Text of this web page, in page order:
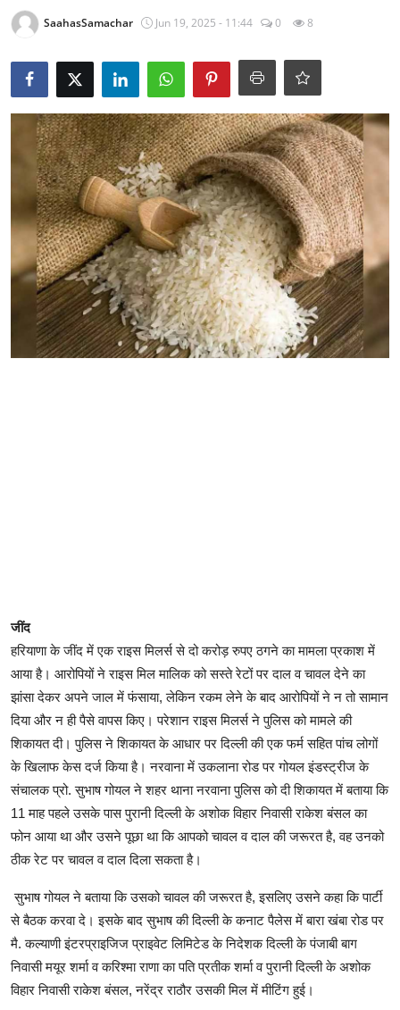
खेल
Epaper
धर्म
लाइफस्टाइल
SaahasSamachar Jun 19, 2025 - 11:44 0 8
जींद
हरियाणा के जींद में एक राइस मिलर्स से दो करोड़ रुपए ठगने का मामला प्रकाश में
आया है। आरोपियों ने राइस मिल मालिक को सस्ते रेटों पर दाल व चावल देने का
झांसा देकर अपने जाल में फंसाया, लेकिन रकम लेने के बाद आरोपियों ने न तो सामान
दिया और न ही पैसे वापस किए। परेशान राइस मिलर्स ने पुलिस को मामले की
शिकायत दी। पुलिस ने शिकायत के आधार पर दिल्ली की एक फर्म सहित पांच लोगों
के खिलाफ केस दर्ज किया है। नरवाना में उकलाना रोड पर गोयल इंडस्ट्रीज के
संचालक प्रो. सुभाष गोयल ने शहर थाना नरवाना पुलिस को दी शिकायत में बताया कि
11 माह पहले उसके पास पुरानी दिल्ली के अशोक विहार निवासी राकेश बंसल का
फोन आया था और उसने पूछा था कि आपको चावल व दाल की जरूरत है, वह उनको
ठीक रेट पर चावल व दाल दिला सकता है।
सुभाष गोयल ने बताया कि उसको चावल की जरूरत है, इसलिए उसने कहा कि पार्टी
से बैठक करवा दे। इसके बाद सुभाष की दिल्ली के कनाट पैलेस में बारा खंबा रोड पर
मै. कल्याणी इंटरप्राइजिज प्राइवेट लिमिटेड के निदेशक दिल्ली के पंजाबी बाग
निवासी मयूर शर्मा व करिश्मा राणा का पति प्रतीक शर्मा व पुरानी दिल्ली के अशोक
विहार निवासी राकेश बंसल, नरेंद्र राठौर उसकी मिल में मीटिंग हुई।